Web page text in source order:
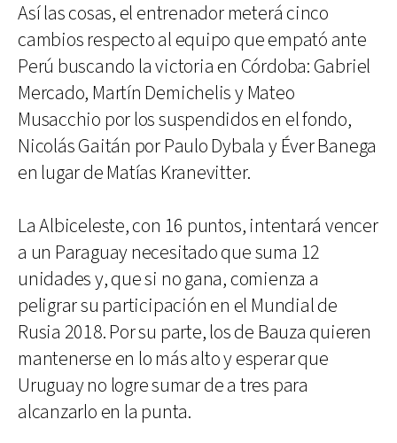
Así las cosas, el entrenador meterá cinco
cambios respecto al equipo que empató ante
Perú buscando la victoria en Córdoba: Gabriel
Mercado, Martín Demichelis y Mateo
Musacchio por los suspendidos en el fondo,
Nicolás Gaitán por Paulo Dybala y Éver Banega
en lugar de Matías Kranevitter.
La Albiceleste, con 16 puntos, intentará vencer
a un Paraguay necesitado que suma 12
unidades y, que si no gana, comienza a
peligrar su participación en el Mundial de
Rusia 2018. Por su parte, los de Bauza quieren
mantenerse en lo más alto y esperar que
Uruguay no logre sumar de a tres para
alcanzarlo en la punta.